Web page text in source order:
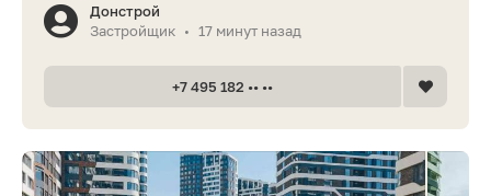
Донстрой
Застройщик • 17 минут назад
+7 495 182 •• ••